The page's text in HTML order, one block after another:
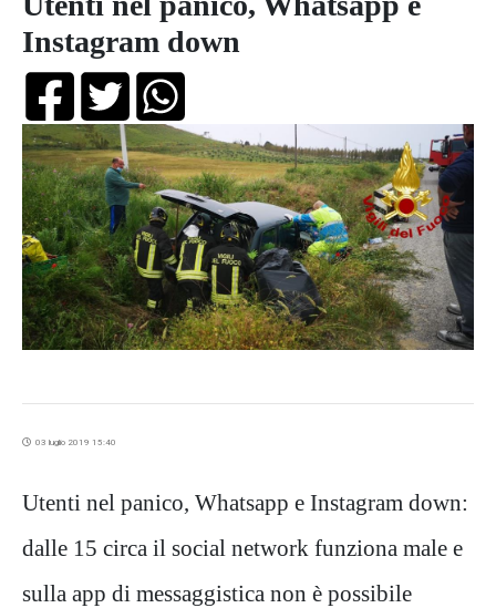
Instagram down
03 luglio 2019 15:40
Utenti nel panico, Whatsapp e Instagram down:
dalle 15 circa il social network funziona male e
sulla app di messaggistica non è possibile